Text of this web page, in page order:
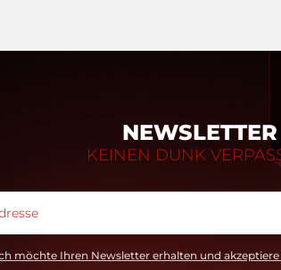
NEWSLETTER
KEINEN DUNK
möchte Ihren Newsletter erhalten und